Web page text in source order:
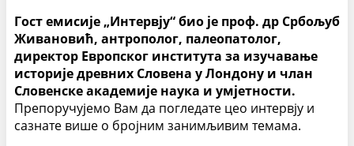
Гост емисије „Интервју“ био је проф. др Србољуб
Живановић, антрополог, палеопатолог,
директор Европског института за изучавање
историје древних Словена у Лондону и члан
Словенске академије наука и умјетности.
Препоручујемо Вам да погледате цео интервју и
сазнате више о бројним занимљивим темама.